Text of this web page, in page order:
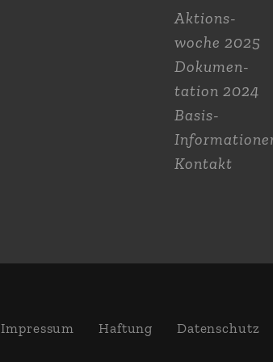
Aktions­
woche 2025
Dokumen­
tation 2024
Basis-
Kontakt
Impressum Haftung Daten­schutz